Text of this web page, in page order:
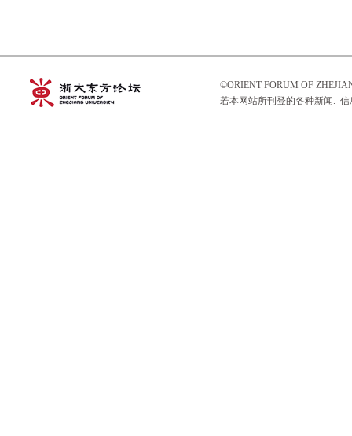
©ORIENT FORUM OF
若本网站所刊登的各种新闻.